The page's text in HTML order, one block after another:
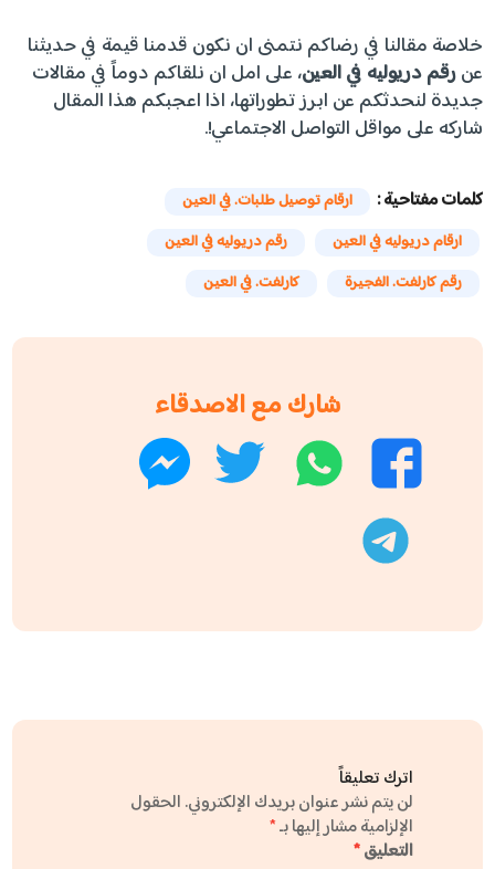
خلاصة مقالنا في رضاكم نتمنى ان نكون قدمنا قيمة في حديثنا
عنرقم دريوليه في العين، على امل ان نلقاكم دوماً في مقالات
جديدة لنحدثكم عن ابرز تطوراتها، اذا اعجبكم هذا المقال
شاركه على مواقل التواصل الاجتماعي!.
كلمات مفتاحية :
ارقام توصيل طلبات. في العين
ارقام دريوليه في العين
رقم دريوليه في العين
رقم كارلفت. الفجيرة
كارلفت. في العين
شارك مع الاصدقاء
فيسبوك
واتساب تويتر
اترك تعليقاً
لن يتم نشر عنوان بريدك الإلكتروني.الحقول
الإلزامية مشار إليها بـ*
التعليق*